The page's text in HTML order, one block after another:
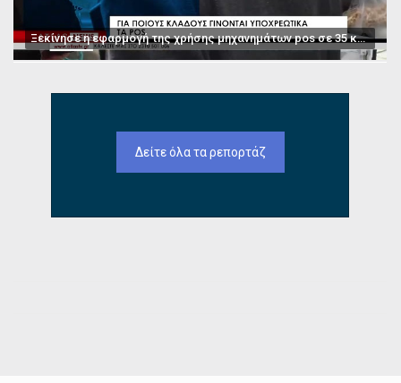
Ξεκίνησε η εφαρμογή της χρήσης μηχανημάτων pos σε 35 κατηγορίες επαγγελμάτων
Δείτε όλα τα ρεπορτάζ